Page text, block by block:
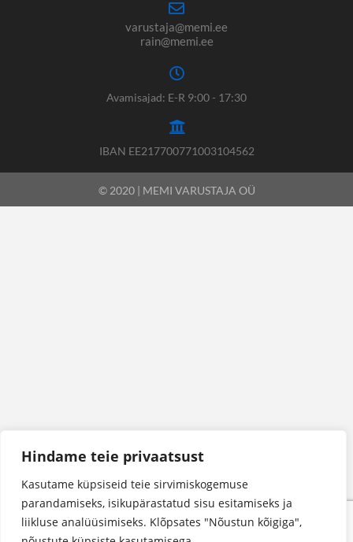
Hindame teie privaatsust
Kasutame küpsiseid teie sirvimiskogemuse
parandamiseks, isikupärastatud sisu esitamiseks ja
liikluse analüüsimiseks. Klõpsates "Nõustun kõigiga",
varustaja@memi.ee
rain@memi.ee
Avamisajad: E-R 9:00 - 17:30
IBAN EE217700771003104562
© 2020 | MEMI VARUSTAJA OÜ